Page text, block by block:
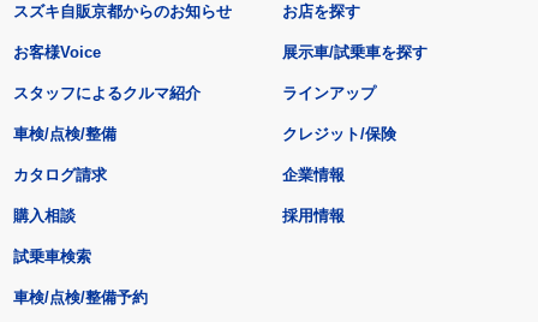
スズキ自販京都からのお知らせ
お客様Voice
スタッフによるクルマ紹介
お店を探す
展示車/試乗車を探す
ラインアップ
車検/点検/整備 クレジット/保険
カタログ請求
購入相談
試乗車検索
車検/点検/整備予約
企業情報
採用情報